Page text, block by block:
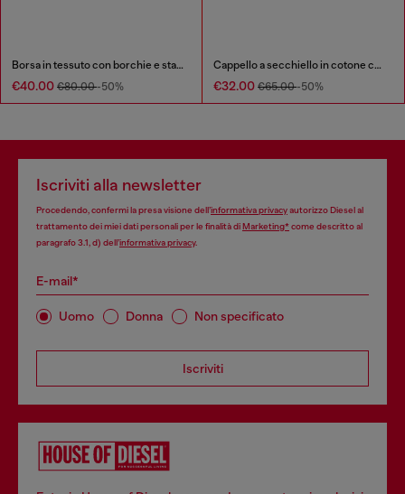
Borsa in tessuto con borchie e stampe
€40.00 €80.00-50%
Cappello a secchiello in cotone con ampia tesa
€32.00 €65.00-50%
Iscriviti alla newsletter
Procedendo, confermi la presa visione dell’informativa privacyautorizzo Diesel al
trattamento dei miei dati personali per le finalità diMarketing*come descritto al
paragrafo 3.1, d) dell’informativa privacy.
E-mail*
Uomo Donna Non specificato
Iscriviti